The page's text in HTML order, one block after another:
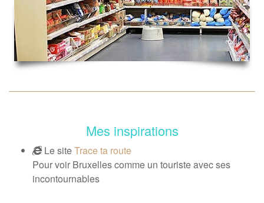
Mes inspirations
Le siteTrace ta route
Pour voir Bruxelles comme un touriste avec ses
incontournables